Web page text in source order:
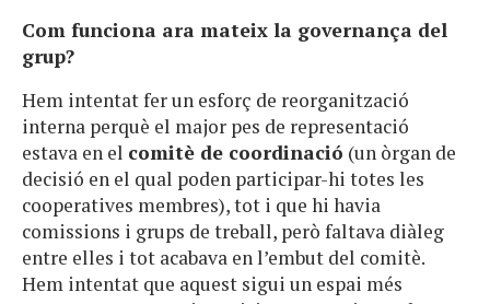
Com funciona ara mateix la governança del
grup?
Hem intentat fer un esforç de reorganització
interna perquè el major pes de representació
estava en el comitè de coordinació (un òrgan de
decisió en el qual poden participar-hi totes les
cooperatives membres), tot i que hi havia
comissions i grups de treball, però faltava diàleg
entre elles i tot acabava en l’embut del comitè.
Hem intentat que aquest sigui un espai més